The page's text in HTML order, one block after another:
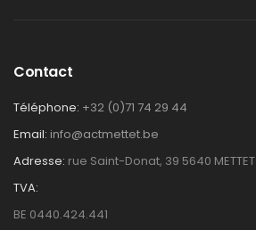
Contact
Téléphone: +32 (0)71 74 29 44
Email: info@actmettet.be
Adresse: rue Saint-Donat, 39 5640 METTET
TVA:
BE 0440.424.441